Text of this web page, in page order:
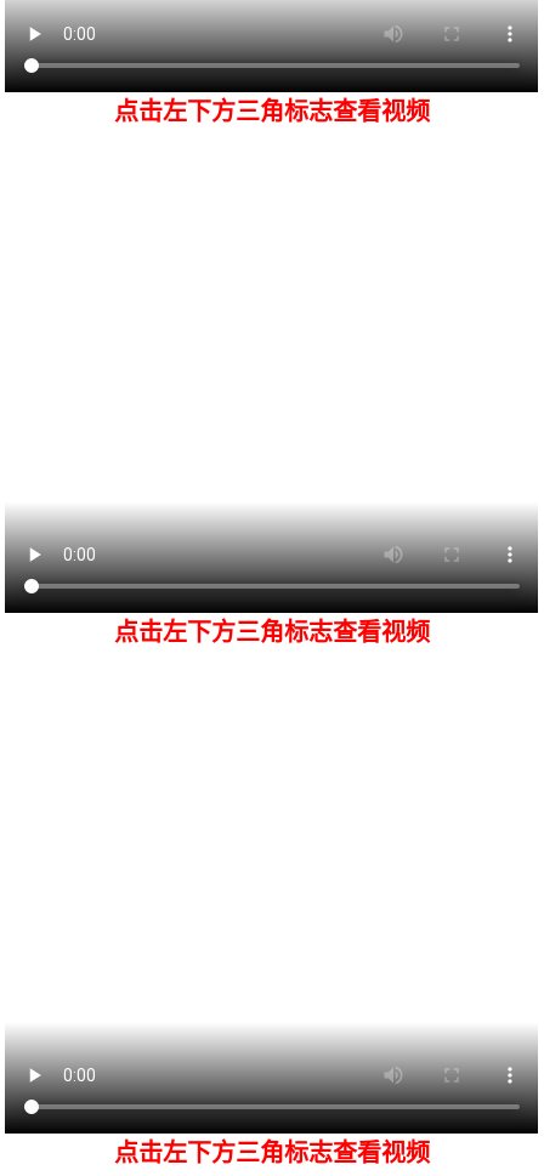
点击左下方三角标志查看视频
点击左下方三角标志查看视频
点击左下方三角标志查看视频